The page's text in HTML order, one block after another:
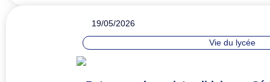
19/05/2026
Vie du lycée